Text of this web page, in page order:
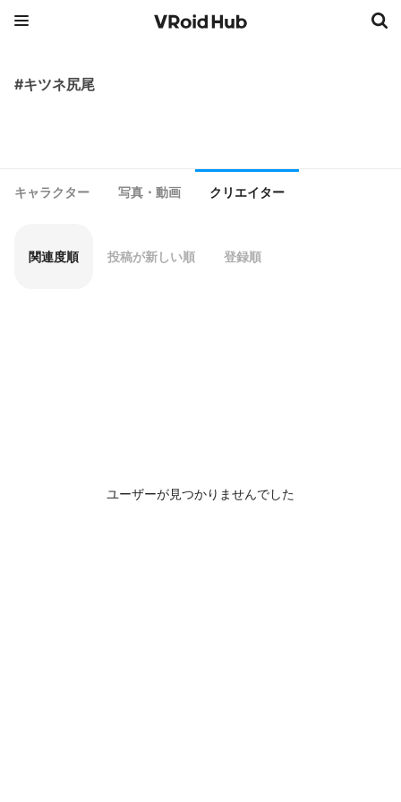
#キツネ尻尾
キャラクター 写真・動画 クリエイター
関連度順 投稿が新しい順 登録順
ユーザーが見つかりませんでした